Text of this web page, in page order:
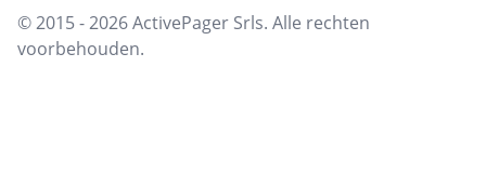
© 2015 - 2026 ActivePager Srls. Alle rechten
voorbehouden.